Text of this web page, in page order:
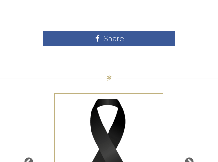
Share